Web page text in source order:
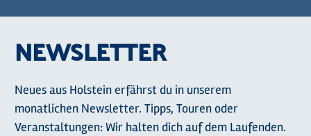
NEWSLETTER
Neues aus Holstein erfährst du in unserem
monatlichen Newsletter. Tipps, Touren oder
Veranstaltungen: Wir halten dich auf dem Laufenden.